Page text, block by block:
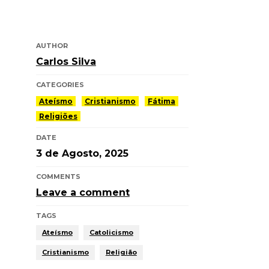
AUTHOR
Carlos Silva
CATEGORIES
Ateísmo Cristianismo
Fátima
Religiões
DATE
3 de Agosto, 2025
COMMENTS
Leave a comment
TAGS
Ateísmo
Catolicismo
Cristianismo Religião